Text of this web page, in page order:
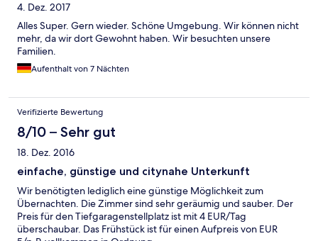
4. Dez. 2017
Alles Super. Gern wieder. Schöne Umgebung. Wir können nicht
mehr, da wir dort Gewohnt haben. Wir besuchten unsere
Familien.
Aufenthalt von 7 Nächten
Verifizierte Bewertung
8/10 – Sehr gut
18. Dez. 2016
einfache, günstige und citynahe Unterkunft
Wir benötigten lediglich eine günstige Möglichkeit zum
Übernachten. Die Zimmer sind sehr geräumig und sauber. Der
Preis für den Tiefgaragenstellplatz ist mit 4 EUR/Tag
überschaubar. Das Frühstück ist für einen Aufpreis von EUR